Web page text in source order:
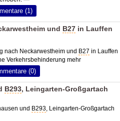
(1)
und B27 in Lauffen
nach Neckarwestheim und B27 in Lauffen
Verkehrsbehinderung mehr
(0)
B293, Leingarten-Großgartach
und B293, Leingarten-Großgartach